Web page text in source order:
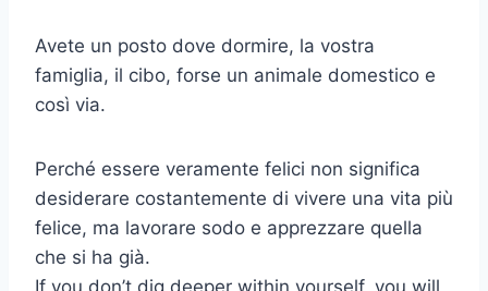
Avete un posto dove dormire, la vostra
famiglia, il cibo, forse un animale domestico e
così via.
Perché essere veramente felici non significa
desiderare costantemente di vivere una vita più
felice, ma lavorare sodo e apprezzare quella
che si ha già.